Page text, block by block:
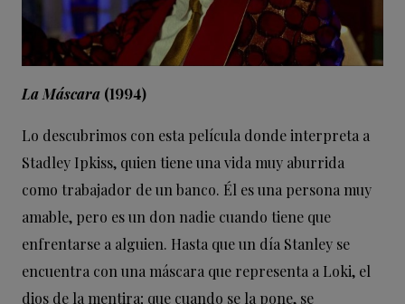
La Máscara (1994)
Lo descubrimos con esta película donde interpreta a
Stadley Ipkiss, quien tiene una vida muy aburrida
como trabajador de un banco. Él es una persona muy
amable, pero es un don nadie cuando tiene que
enfrentarse a alguien. Hasta que un día Stanley se
encuentra con una máscara que representa a Loki, el
dios de la mentira; que cuando se la pone, se